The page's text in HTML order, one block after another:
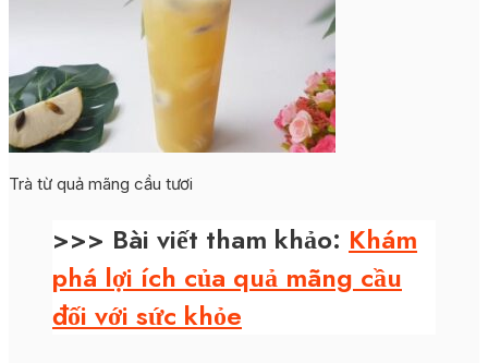
Trà từ quả mãng cầu tươi
>>> Bài viết tham khảo: Khám
phá lợi ích của quả mãng cầu
đối với sức khỏe